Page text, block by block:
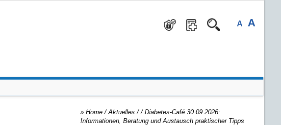
A A
» Home/ Aktuelles // Diabetes-Café 30.09.2026:
Informationen, Beratung und Austausch praktischer Tipps